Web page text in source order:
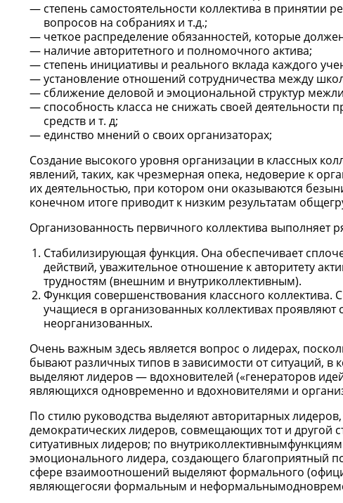
степень самостоятельности коллектива в
вопросов на собраниях и т.д.;
четкое распределение обязанностей, которые
наличие авторитетного и полномочного актива;
степень инициативы и реального вклада каждого
установление отношений сотрудничества между
сближение деловой и эмоциональной структур
способность класса не снижать своей деятельности
средств и т. д;
единство мнений о своих организаторах;
Создание высокого уровня организации в классных
явлений, таких, как чрезмерная опека, недоверие к
их деятельностью, при котором они оказываются
конечном итоге приводит к низким результатам
Организованность первичного коллектива выполняет
Стабилизирующая функция. Она обеспечивает
действий, уважительное отношение к авторитету
трудностям (внешним и внутриколлективным).
Функция совершенствования классного
учащиеся в организованных коллективах
неорганизованных.
Очень важным здесь является вопрос о лидерах,
бывают различных типов в зависимости от ситуаций,
выделяют лидеров — вдохновителей («генераторов
являющихся одновременно и вдохновителями и
По стилю руководства выделяют авторитарных
демократических лидеров, совмещающих тот и другой
ситуативных лидеров; по
эмоционального лидера, создающего благоприятный
сфере взаимоотношений выделяют формального
являющегосяи формальным и